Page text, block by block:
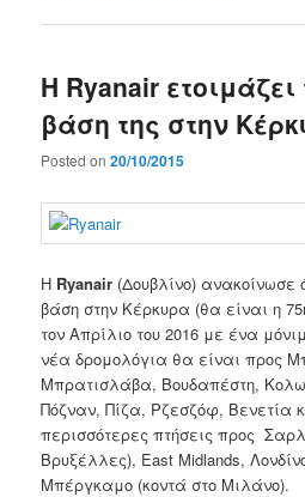
Η Ryanair ετοιμάζει
βάση της στην
Posted on20/10/2015
Η Ryanair (Δουβλίνο) ανακοίνωσε
βάση στην Κέρκυρα (θα είναι η
τον Απρίλιο του 2016 με ένα
νέα δρομολόγια θα είναι προς
Μπρατισλάβα, Βουδαπέστη,
Πόζναν,Πίζα, Ρζεσζόφ, Βενετία
περισσότερες πτήσεις προς
Βρυξέλλες), East Midlands,
Μπέργκαμο (κοντά στο Μιλάνο).